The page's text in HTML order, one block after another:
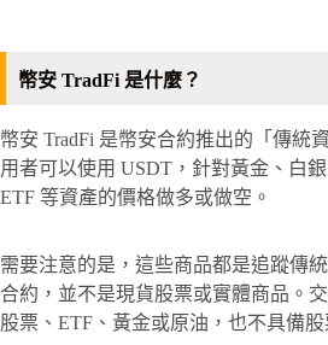
幣安 TradFi 是什麼？
幣安 TradFi 是幣安合約推出的「傳統
用者可以使用 USDT，針對黃金、白
ETF 等資產的價格做多或做空。
需要注意的是，這些商品都是追蹤傳
合約，並不是現貨股票或實體商品。
股票、ETF、黃金或原油，也不具備股